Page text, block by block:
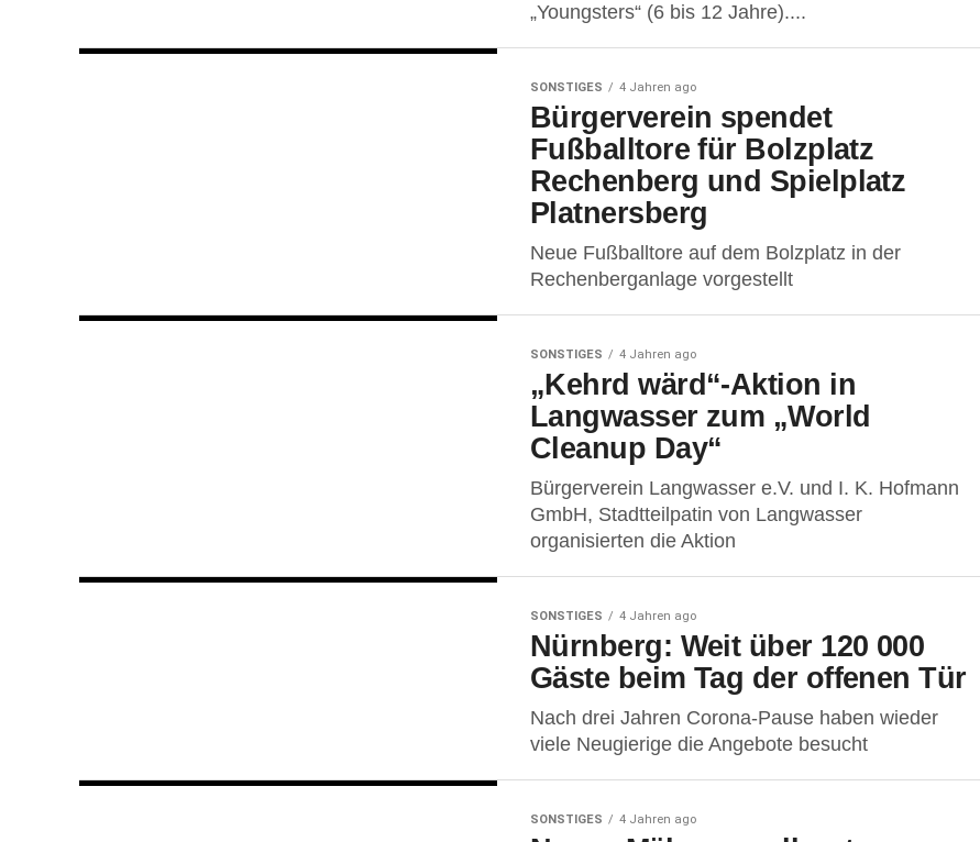
„Youngsters“ (6 bis 12 Jahre)....
SONSTIGES 4 Jahren ago
Bürgerverein spendet
Fußballtore für Bolzplatz
Rechenberg und Spielplatz
Platnersberg
Neue Fußballtore auf dem Bolzplatz in der
Rechenberganlage vorgestellt
SONSTIGES 4 Jahren ago
„Kehrd wärd“-Aktion in
Langwasser zum „World
Cleanup Day“
Bürgerverein Langwasser e.V. und I. K. Hofmann
GmbH, Stadtteilpatin von Langwasser
organisierten die Aktion
SONSTIGES 4 Jahren ago
Nürnberg: Weit über 120 000
Gäste beim Tag der offenen Tür
Nach drei Jahren Corona-Pause haben wieder
viele Neugierige die Angebote besucht
SONSTIGES 4 Jahren ago